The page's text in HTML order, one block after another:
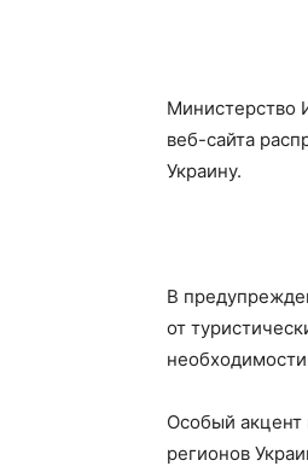
Министерство
веб-сайта
Украину.
В
от
Особый акцент
регионов